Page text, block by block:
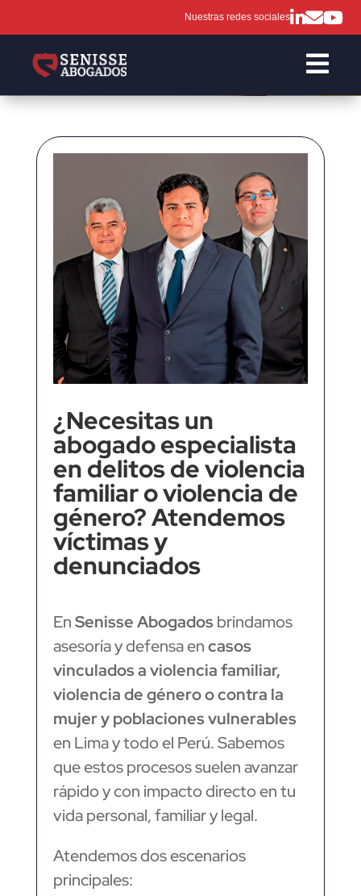
Nuestras redes sociales

¿Necesitas un
abogado especialista
en delitos de violencia
familiar o violencia de
género? Atendemos
víctimas y
denunciados
EnSenisse Abogados brindamos
asesoría y defensa encasos
vinculados a violencia familiar,
violencia de género o contra la
mujer y poblaciones vulnerables
en Lima y todo el Perú. Sabemos
que estos procesos suelen avanzar
rápido y con impacto directo en tu
vida personal, familiar y legal.
Atendemos dos escenarios
principales: